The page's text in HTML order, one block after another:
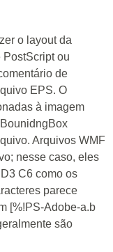
o layout da
ou
de
EPS. O
à imagem
Arquivos WMF
nesse caso, eles
C6 como os
parece
[%!PS-Adobe-a.b
são